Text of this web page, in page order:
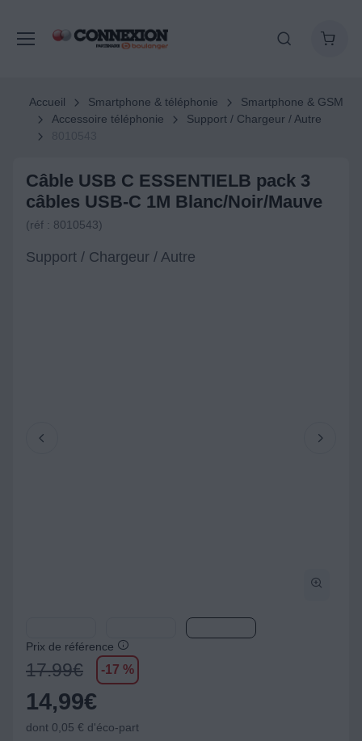
Accueil Smartphone & téléphonie
Smartphone & GSM
Accessoire téléphonie
Support / Chargeur / Autre
Câble USB C ESSENTIELB pack 3
câbles USB-C 1M Blanc/Noir/Mauve
(réf : 8010543)
Support / Chargeur / Autre
Prix de référence
17.99€ -17 %
14,99€
dont 0,05 € d'éco-part